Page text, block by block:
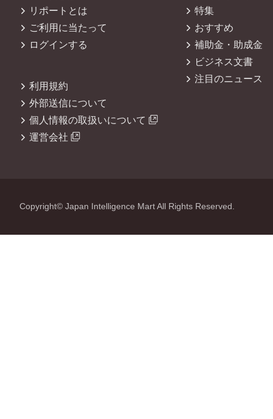
リポートとは
ご利用に当たって
ログインする
利用規約
外部送信について
個人情報の取扱いについて
運営会社
特集
おすすめ
補助金・助成金
ビジネス文書
注目のニュース
Copyright© Japan Intelligence Mart All Rights Reserved.